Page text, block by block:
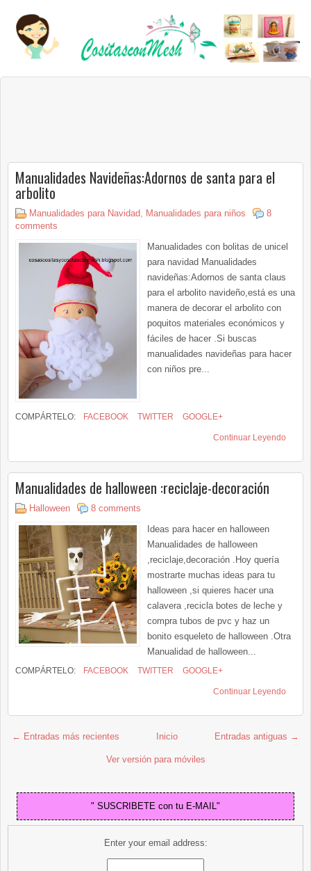
Manualidades Navideñas:Adornos de santa para el
arbolito
Manualidades para Navidad Manualidades para niños
8
comments
Manualidades con bolitas de unicel
para navidad Manualidades
navideñas:Adornos de santa claus
para el arbolito navideño,está es una
manera de decorar el arbolito con
poquitos materiales económicos y
fáciles de hacer .Si buscas
manualidades navideñas para hacer
con niños pre...
COMPÁRTELO: FACEBOOK TWITTER GOOGLE+
Continuar Leyendo
Manualidades de halloween :reciclaje-decoración
Halloween
8 comments
Ideas para hacer en halloween
Manualidades de halloween
,reciclaje,decoración .Hoy quería
mostrarte muchas ideas para tu
halloween ,si quieres hacer una
calavera ,recicla botes de leche y
compra tubos de pvc y haz un
bonito esqueleto de halloween .Otra
Manualidad de halloween...
COMPÁRTELO: FACEBOOK TWITTER GOOGLE+
Continuar Leyendo
← Entradas más recientes Entradas antiguas →
Inicio
Ver versión para móviles
" SUSCRIBETE con tu E-MAIL"
Enter your email address: